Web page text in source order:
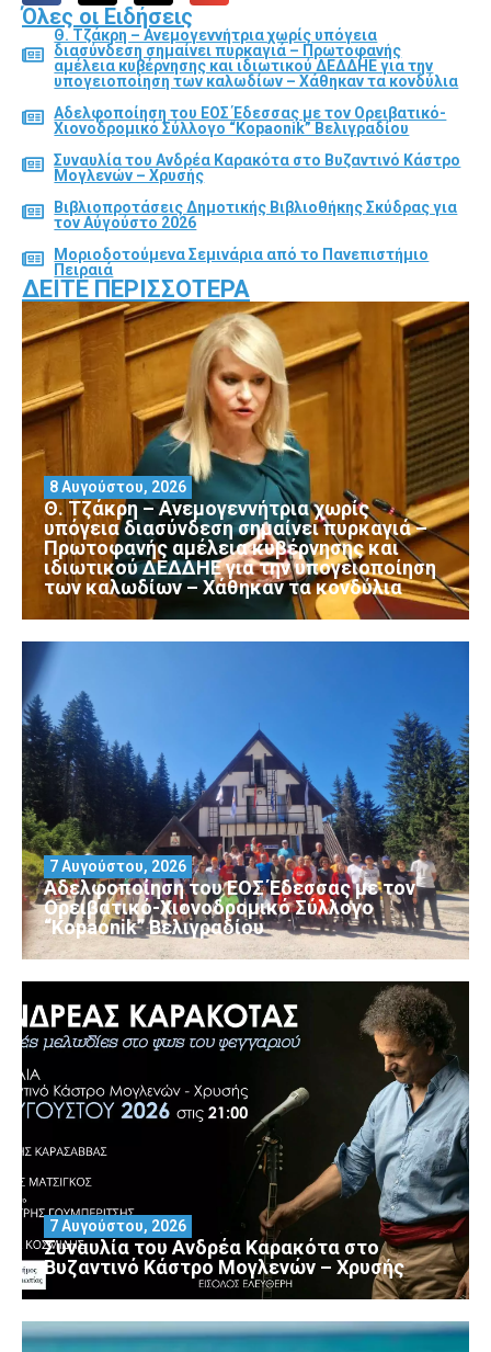
Όλες οι Ειδήσεις
Θ. Τζάκρη – Ανεμογεννήτρια χωρίς υπόγεια
διασύνδεση σημαίνει πυρκαγιά – Πρωτοφανής
αμέλεια κυβέρνησης και ιδιωτικού ΔΕΔΔΗΕ για την
υπογειοποίηση των καλωδίων – Χάθηκαν τα κονδύλια
Αδελφοποίηση του ΕΟΣ Έδεσσας με τον Ορειβατικό-
Χιονοδρομικό Σύλλογο “Kopaonik” Βελιγραδίου
Συναυλία του Ανδρέα Καρακότα στο Βυζαντινό Κάστρο
Μογλενών – Χρυσής
Βιβλιοπροτάσεις Δημοτικής Βιβλιοθήκης Σκύδρας για
τον Αύγούστο 2026
Μοριοδοτούμενα Σεμινάρια από το Πανεπιστήμιο
Πειραιά
ΔΕΊΤΕ ΠΕΡΙΣΣΌΤΕΡΑ
Θ. Τζάκρη – Ανεμογεννήτρια χωρίς
υπόγεια διασύνδεση σημαίνει πυρκαγιά –
Πρωτοφανής αμέλεια κυβέρνησης και
ιδιωτικού ΔΕΔΔΗΕ για την υπογειοποίηση
των καλωδίων – Χάθηκαν τα κονδύλια
8 Αυγούστου, 2026
Αδελφοποίηση του ΕΟΣ Έδεσσας με τον
Ορειβατικό-Χιονοδρομικό Σύλλογο
“Kopaonik” Βελιγραδίου
7 Αυγούστου, 2026
Συναυλία του Ανδρέα Καρακότα στο
Βυζαντινό Κάστρο Μογλενών – Χρυσής
7 Αυγούστου, 2026